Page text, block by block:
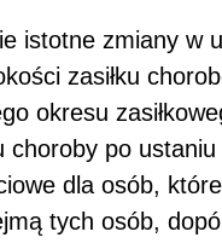
istotne zmiany w
zasiłku
okresu
choroby po
dla osób,
tych osób,